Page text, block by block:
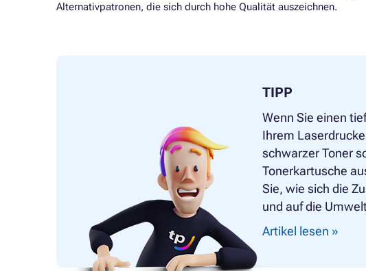
Alternativpatronen, die sich durch hohe Qualität auszeichnen.
TIPP
Wenn Sie einen
Ihrem
schwarzer Toner
Tonerkartusche
Sie, wie sich die
und auf die
Artikel lesen »